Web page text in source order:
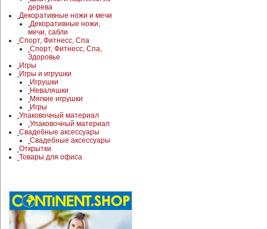
дерева
Декоративные ножи и мечи
Декоративные ножи,
мечи, сабли
Спорт, Фитнесс, Спа
Спорт, Фитнесс, Спа,
Здоровье
Игры
Игры и игрушки
Игрушки
Неваляшки
Мягкие игрушки
Игры
Упаковочный материал
Упаковочный материал
Свадебные аксессуары
Свадебные аксессуары
Открытки
Товары для офиса